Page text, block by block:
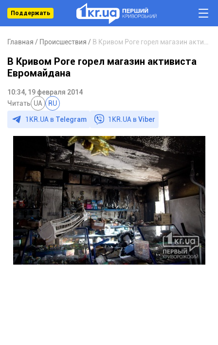
Поддержать
Главная Происшествия
В Кривом Роге горел магазин активиста
Евромайдана
10:34, 19 февраля 2014
Читать UA RU
1KR.UA в Telegram 1KR.UA вViber